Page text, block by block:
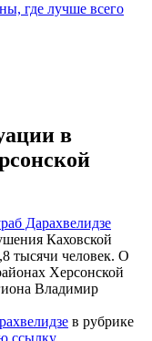
где лучше всего
в
Дарахвелидзе
Каховской
тысячи человек. О
Херсонской
Владимир
в рубрике
ссылку.